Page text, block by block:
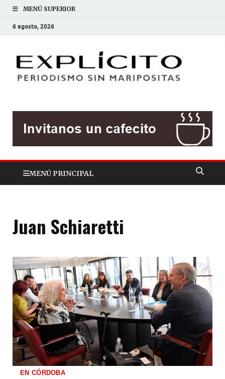
MENÚ SUPERIOR
6 agosto, 2026
MENÚ PRINCIPAL
Juan Schiaretti
EN CÓRDOBA